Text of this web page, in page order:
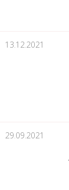
13.12.2021
29.09.2021